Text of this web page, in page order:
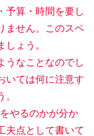
予算・時間を要し
ません。このスペ
ょう。
なことなのでし
いては何に注意す
やるのかが分か
夫点として書いて